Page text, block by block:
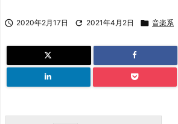
 2020年2月17日  2021年4月2日  音楽系